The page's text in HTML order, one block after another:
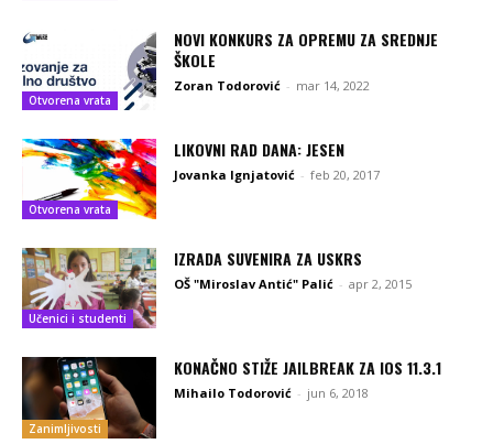
Otvorena vrata
NOVI KONKURS ZA OPREMU ZA SREDNJE
ŠKOLE
Zoran Todorović - mar 14, 2022
Otvorena vrata
LIKOVNI RAD DANA: JESEN
Jovanka Ignjatović - feb 20, 2017
Učenici i studenti
IZRADA SUVENIRA ZA USKRS
OŠ "Miroslav Antić" Palić - apr 2, 2015
Zanimljivosti
KONAČNO STIŽE JAILBREAK ZA IOS 11.3.1
Mihailo Todorović - jun 6, 2018